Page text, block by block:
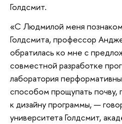
Голдсмит.
«С Людмилой меня
Голдсмита, профессор
обратилась ко мне с
совместной разработке
лаборатория
способом прощупать почву,
к дизайну программы, —
университета Голдсмит,